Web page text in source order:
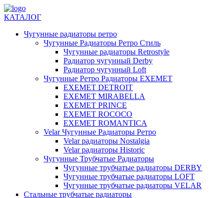
КАТАЛОГ
Чугунные радиаторы ретро
Чугунные Радиаторы Ретро Стиль
Чугунные радиаторы Retrostyle
Радиатор чугунный Derby
Радиатор чугунный Loft
Чугунные Ретро Радиаторы EXEMET
EXEMET DETROIT
EXEMET MIRABELLA
EXEMET PRINCE
EXEMET ROCOCO
EXEMET ROMANTICA
Velar Чугунные Радиаторы Ретро
Velar радиаторы Nostalgia
Velar радиаторы Historic
Чугунные Трубчатые Радиаторы
Чугунные трубчатые радиаторы DERBY
Чугунные трубчатые радиаторы LOFT
Чугунные трубчатые радиаторы VELAR
Стальные трубчатые радиаторы